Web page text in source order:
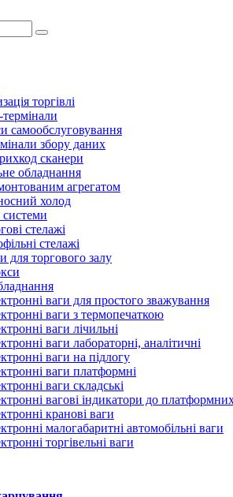
торгівлі
термінали
самообслуговування
збору даних
сканери
обладнання
агрегатом
холод
сиcтеми
стелажі
стелажі
для торгового залу
ваги для простого зважування
ваги з термопечаткою
ваги лічильні
ваги лабораторні, аналітичні
ваги на підлогу
ваги платформні
ваги складські
вагові індикатори до
кранові ваги
малогабаритні автомобільні ваги
торгівельні ваги